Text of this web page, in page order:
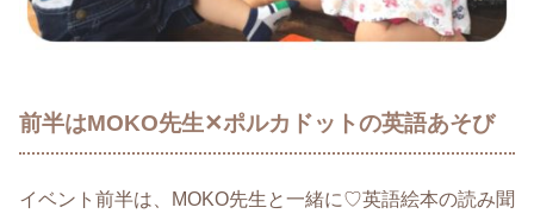
前半はMOKO先生✕ポルカドットの英語あそび
イベント前半は、MOKO先生と一緒に♡英語絵本の読み聞